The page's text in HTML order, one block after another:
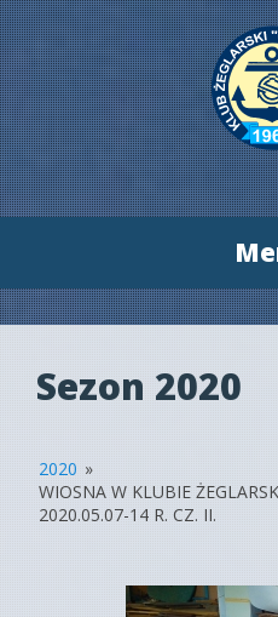
Sezon 2020
2020 »
WIOSNA W KLUBIE
2020.05.07-14 R. CZ. II.